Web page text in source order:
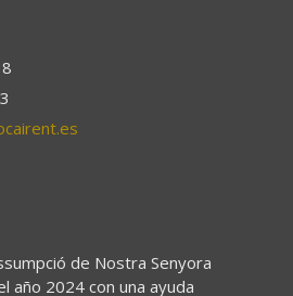
de Nostra Senyora
año 2024 con una ayuda